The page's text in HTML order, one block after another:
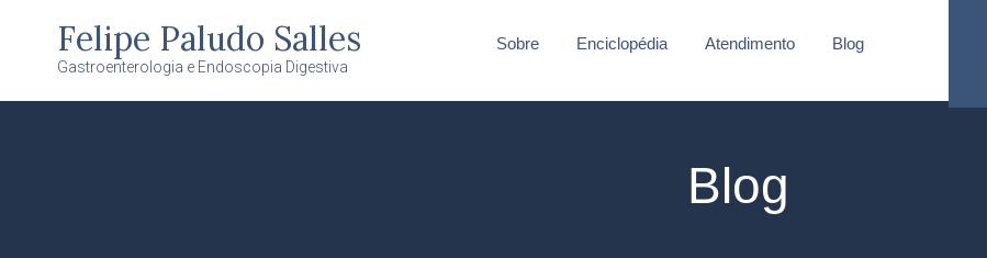
Felipe Paludo Salles
Gastroenterologia e Endoscopia Digestiva
Sobre Enciclopédia Atendimento Blog
Blog